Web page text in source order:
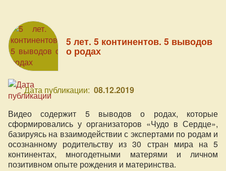
5 лет. 5 континентов. 5 выводов
о родах
Дата публикации: 08.12.2019
Видео содержит 5 выводов о родах, которые
сформировались у организаторов «Чудо в Сердце»,
базируясь на взаимодействии с экспертами по родам и
осознанному родительству из 30 стран мира на 5
континентах, многодетными матерями и личном
позитивном опыте рождения и материнства.